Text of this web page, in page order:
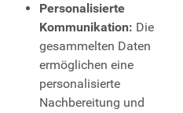
Personalisierte
Kommunikation: Die
gesammelten Daten
ermöglichen eine
personalisierte
Nachbereitung und